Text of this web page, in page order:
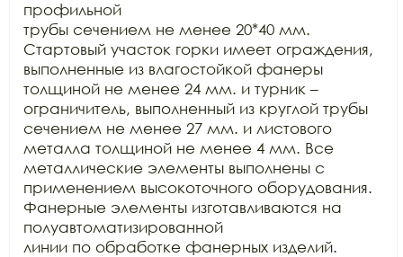
профильной
трубы сечением не менее 20*40 мм.
Стартовый участок горки имеет ограждения,
выполненные из влагостойкой фанеры
толщиной не менее 24 мм. и турник –
ограничитель, выполненный из круглой трубы
сечением не менее 27 мм. и листового
металла толщиной не менее 4 мм. Все
металлические элементы выполнены с
применением высокоточного оборудования.
Фанерные элементы изготавливаются на
полуавтоматизированной
линии по обработке фанерных изделий.